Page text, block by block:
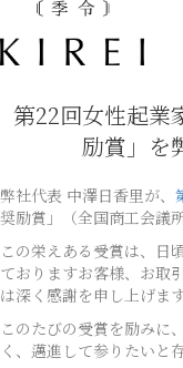
第22回女性起業
励賞」を
弊社代表 中澤日香里が、
奨励賞」（全国商工会議
この栄えある受賞は、日
ておりますお客様、お取
は深く感謝を申し上げます
このたびの受賞を励みに
く、邁進して参りたいと